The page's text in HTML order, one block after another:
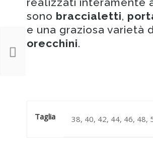
sono braccialetti,
e una graziosa varietà
orecchini.
Taglia 38, 40, 42, 44, 46, 48,